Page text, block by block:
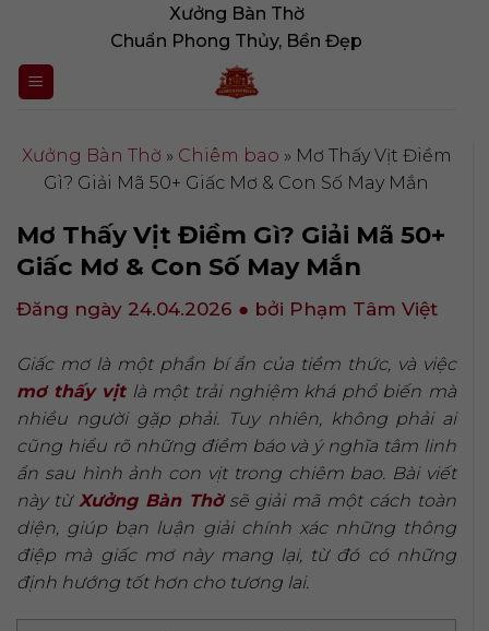
nội
dung
Xưởng Bàn Thờ
Chuẩn Phong Thủy, Bền Đẹp
Xưởng Bàn Thờ » Chiêm bao » Mơ Thấy Vịt Điềm
Gì? Giải Mã 50+ Giấc Mơ & Con Số May Mắn
Mơ Thấy Vịt Điềm Gì? Giải Mã 50+
Giấc Mơ & Con Số May Mắn
Đăng ngày 24.04.2026 ● bởi Phạm Tâm Việt
Giấc mơ là một phần bí ẩn của tiềm thức, và việc
mơ thấy vịtlà một trải nghiệm khá phổ biến mà
nhiều người gặp phải. Tuy nhiên, không phải ai
cũng hiểu rõ những điềm báo và ý nghĩa tâm linh
ẩn sau hình ảnh con vịt trong chiêm bao. Bài viết
này từ Xưởng Bàn Thờsẽ giải mã một cách toàn
diện, giúp bạn luận giải chính xác những thông
điệp mà giấc mơ này mang lại, từ đó có những
định hướng tốt hơn cho tương lai.